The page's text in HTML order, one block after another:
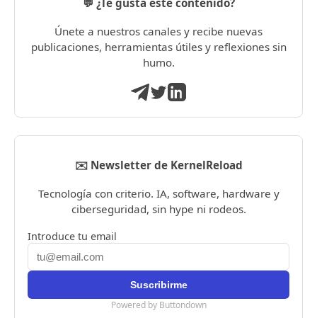
💬 ¿Te gusta este contenido?
Únete a nuestros canales y recibe nuevas
publicaciones, herramientas útiles y reflexiones sin
humo.
✉️ Newsletter de KernelReload
Tecnología con criterio. IA, software, hardware y
ciberseguridad, sin hype ni rodeos.
Introduce tu email
Powered by Buttondown